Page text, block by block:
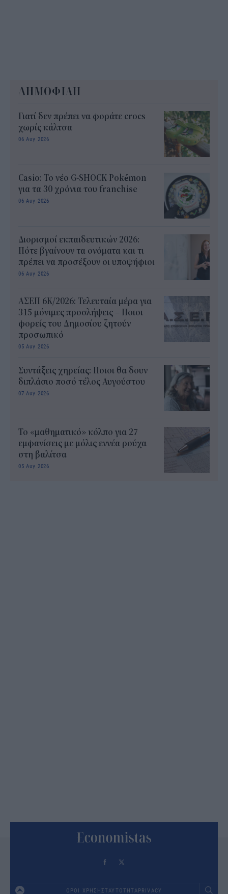
ΔΗΜΟΦΙΛΗ
Γιατί δεν πρέπει να φοράτε crocs
χωρίς κάλτσα
06 Αυγ 2026
Casio: Το νέο G-SHOCK Pokémon
για τα 30 χρόνια του franchise
06 Αυγ 2026
Διορισμοί εκπαιδευτικών 2026:
Πότε βγαίνουν τα ονόματα και τι
πρέπει να προσέξουν οι υποψήφιοι
06 Αυγ 2026
ΑΣΕΠ 6Κ/2026: Τελευταία μέρα για
315 μόνιμες προσλήψεις – Ποιοι
φορείς του Δημοσίου ζητούν
προσωπικό
05 Αυγ 2026
Συντάξεις χηρείας: Ποιοι θα δουν
διπλάσιο ποσό τέλος Αυγούστου
07 Αυγ 2026
Το «μαθηματικό» κόλπο για 27
εμφανίσεις με μόλις εννέα ρούχα
στη βαλίτσα
05 Αυγ 2026
ΟΡΟΙ ΧΡΗΣΗΣΤΑΥΤΟΤΗΤΑPRIVACY